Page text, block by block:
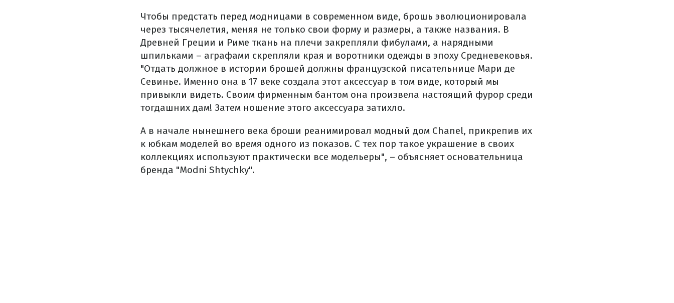
Чтобы предстать перед модницами в современном виде, брошь эволюционировала
через тысячелетия, меняя не только свои форму и размеры, а также названия. В
Древней Греции и Риме ткань на плечи закрепляли фибулами, а нарядными
шпильками – аграфами скрепляли края и воротники одежды в эпоху Средневековья.
"Отдать должное в истории брошей должны французской писательнице Мари де
Севинье. Именно она в 17 веке создала этот аксессуар в том виде, который мы
привыкли видеть. Своим фирменным бантом она произвела настоящий фурор среди
тогдашних дам! Затем ношение этого аксессуара затихло.
А в начале нынешнего века броши реанимировал модный дом Chanel, прикрепив их
к юбкам моделей во время одного из показов. С тех пор такое украшение в своих
коллекциях используют практически все модельеры", – объясняет основательница
бренда "Modni Shtychky".